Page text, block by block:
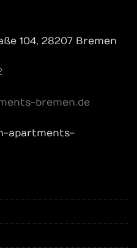
104, 28207 Bremen
bremen.de
apartments-